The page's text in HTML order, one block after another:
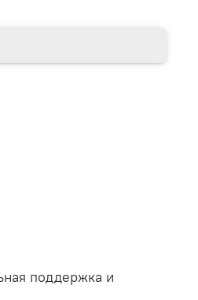
поддержка и